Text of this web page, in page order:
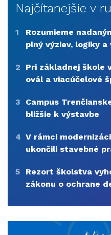
Najčítanejšie v
1
Rozumieme
plný výziev, logiky a
2
Pri základnej škole
ovál a viacúčelové
3
Campus
bližšie k výstavbe
4 V rámci
ukončili stavebné
5
Rezort školstva
zákonu o ochrane